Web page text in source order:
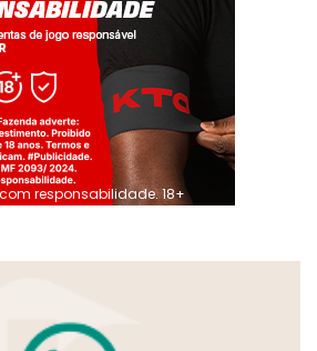
responsabilidade. 18+